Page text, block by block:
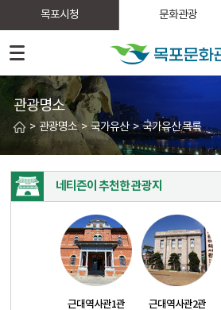
목포시청 문화관광
관광명소
> 관광명소 > 국가유산 >국가유산 목록
네티즌이 추천한 관광지
근대역사관1관 근대역사관2관